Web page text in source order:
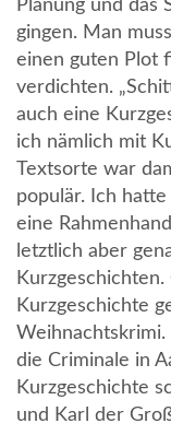
Planung und das
gingen. Man
einen guten Plot
verdichten.
auch eine
ich nämlich mit
Textsorte war
populär. Ich
eine
letztlich aber
Kurzgeschichte
die Criminale in
Kurzgeschichte
und Karl der